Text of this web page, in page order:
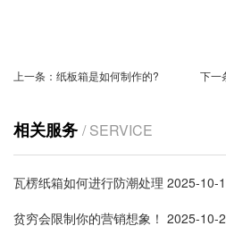
上一条： 纸板箱是如何制作的? 下一
相关服务 / SERVICE
瓦楞纸箱如何进行防潮处理 2025-10-
贫穷会限制你的营销想象！ 2025-10-